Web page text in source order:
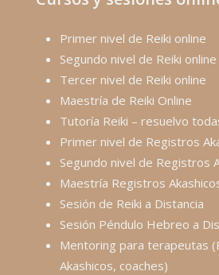
Primer nivel de Reiki online
Segundo nivel de Reiki online
Tercer nivel de Reiki online
Maestría de Reiki Online
Tutoría Reiki – resuelvo
Primer nivel de Registros
Segundo nivel de Registros
Maestría Registros
Sesión de Reiki a Distancia
Sesión Péndulo Hebreo a
Mentoring para terapeutas
Akashicos, coaches)